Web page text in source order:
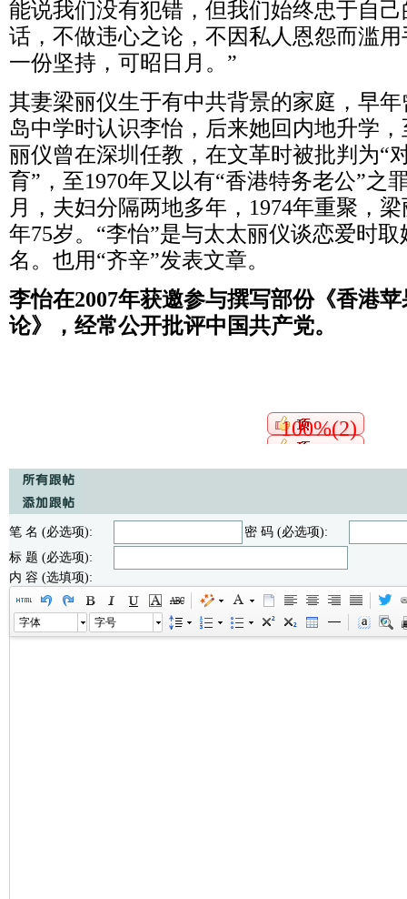
能说我们没有犯错，但我们始终忠于自
话，不做违心之论，不因私人恩怨而滥用
一份坚持，可昭日月。”
其妻梁丽仪生于有中共背景的家庭，早
岛中学时认识李怡，后来她回内地升学
丽仪曾在深圳任教，在文革时被批判为“
育”，至1970年又以有“香港特务老公”之
月，夫妇分隔两地多年，1974年重聚，
年75岁。“李怡”是与太太丽仪谈恋爱时
名。也用“齐辛”发表文章。
李怡在2007年获邀参与撰写部份《香港
论》，经常公开批评中国共产党。
100%(2)
笔 名 (必选项):
密 码 (必选项):
标 题 (必选项):
内 容 (选填项):
字体 字号